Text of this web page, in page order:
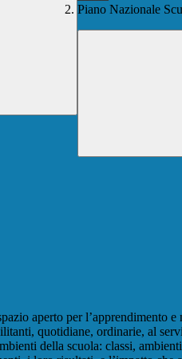
Piano Nazionale
aperto per l’apprendimento
quotidiane, ordinarie, al
della scuola: classi,